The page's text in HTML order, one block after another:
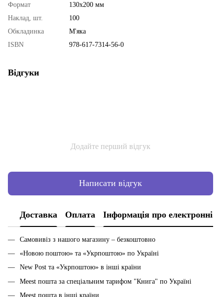
Формат
130х200 мм
Наклад, шт.
100
Обкладинка
М'яка
ISBN
978-617-7314-56-0
Відгуки
Додайте перший відгук
Написати відгук
Доставка Оплата Інформація про електронні
Самовивіз з нашого магазину – безкоштовно
«Новою поштою» та «Укрпоштою» по Україні
New Post та «Укрпоштою» в інші країни
Meest пошта за спеціальним тарифом "Книга" по Україні
Meest пошта в інші країни